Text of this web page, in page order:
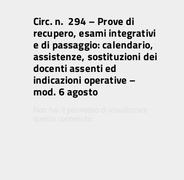
Circ. n. 294 – Prove di
recupero, esami integrativi
e di passaggio: calendario,
assistenze, sostituzioni dei
docenti assenti ed
indicazioni operative –
mod. 6 agosto